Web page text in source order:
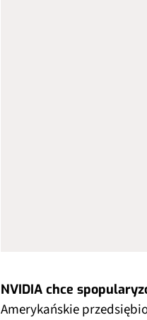
NVIDIA chce
Amerykańskie